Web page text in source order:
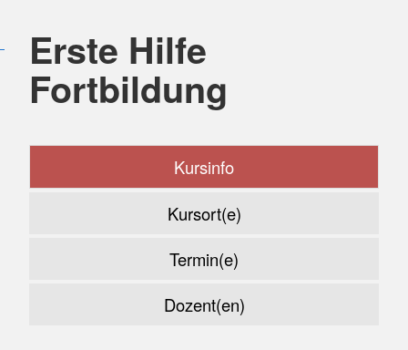
Erste Hilfe
Fortbildung
Kursinfo
Kursort(e)
Termin(e)
Dozent(en)